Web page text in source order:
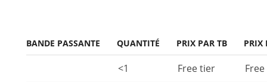
BANDE PASSANTE QUANTITÉ PRIX PAR TB PRIX
<1 Free tier